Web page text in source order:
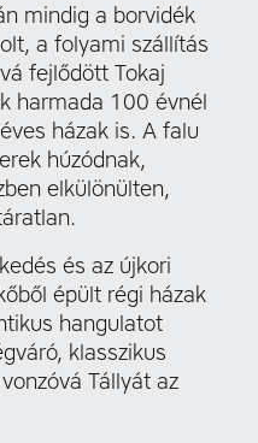
mindig a borvidék
a folyami szállítás
fejlődött Tokaj
harmada 100 évnél
házak is. A falu
húzódnak,
elkülönülten,
és az újkori
épült régi házak
hangulatot
klasszikus
Tállyát az